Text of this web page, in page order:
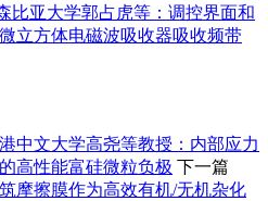
比亚大学郭占虎等：调控界面和
立方体电磁波吸收器吸收频带
中文大学高尧等教授：内部应力
高性能富硅微粒负极 下一篇
摩擦膜作为高效有机/无机杂化